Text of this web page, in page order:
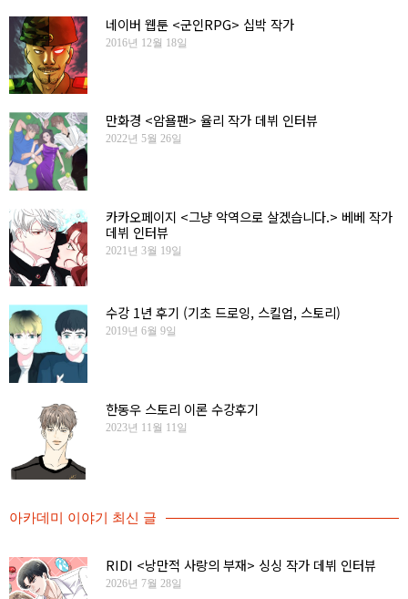
네이버 웹툰 <군인RPG> 십박 작가
2016년 12월 18일
만화경 <암욜팬> 율리 작가 데뷔 인터뷰
2022년 5월 26일
카카오페이지 <그냥 악역으로 살겠습니다.> 베베 작가
데뷔 인터뷰
2021년 3월 19일
수강 1년 후기 (기초 드로잉, 스킬업, 스토리)
2019년 6월 9일
한동우 스토리 이론 수강후기
2023년 11월 11일
아카데미 이야기 최신 글
RIDI <낭만적 사랑의 부재> 싱싱 작가 데뷔 인터뷰
2026년 7월 28일